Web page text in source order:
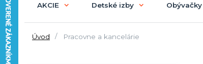
AKCIE Detské izby Obývačky
Úvod Pracovne a kancelárie